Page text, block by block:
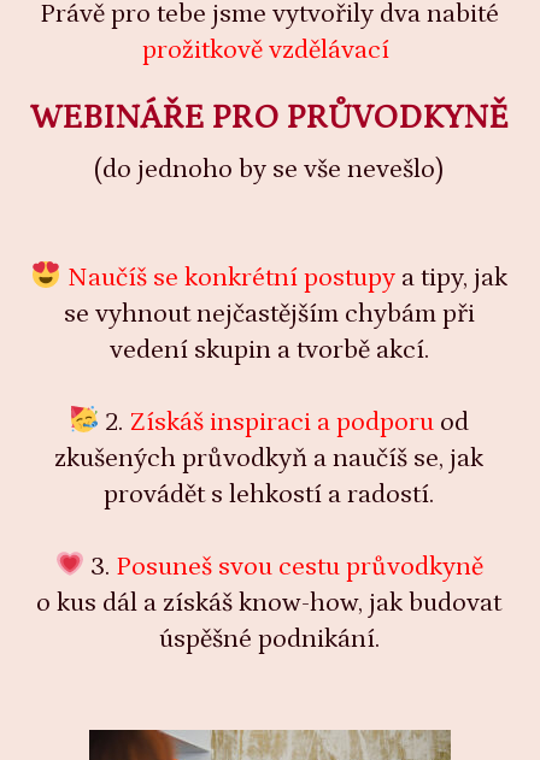
Právě pro tebe jsme vytvořily dva nabité
prožitkově vzdělávací
WEBINÁŘE PRO PRŮVODKYNĚ
(do jednoho by se vše nevešlo)
Naučíš se konkrétní postupya tipy, jak
se vyhnout nejčastějším chybám při
vedení skupin a tvorbě akcí.
2. Získáš inspiraci a podporu od
zkušených průvodkyň a naučíš se, jak
provádět s lehkostí a radostí.
3. Posuneš svou cestu průvodkyně
o kus dál a získáš know-how, jak budovat
úspěšné podnikání.